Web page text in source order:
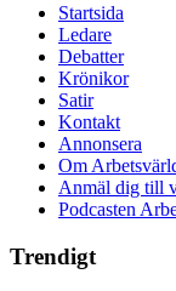
Startsida
Ledare
Debatter
Krönikor
Satir
Kontakt
Annonsera
Om
Anmäl dig till
Podcasten
Trendigt